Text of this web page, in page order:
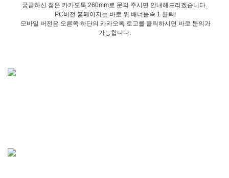
궁금하신 점은 카카오톡 260mm로 문의 주시면 안내해드리겠습니다.
PC버전 홈페이지는 바로 위 배너를속 1 클릭!
모바일 버전은 오른쪽 하단의 카카오톡 로고를 클릭하시면 바로 문의가
가능합니다.